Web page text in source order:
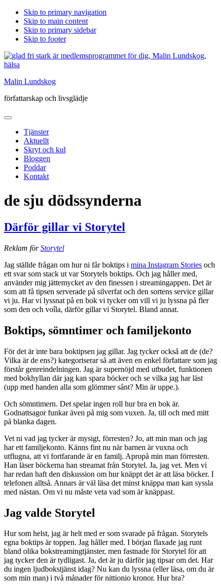
Skip to primary navigation
Skip to main content
Skip to primary sidebar
Skip to footer
Malin Lundskog
författarskap och livsglädje
Tjänster
Aktuellt
Skryt och kul
Bloggen
Poddar
Kontakt
de sju dödssynderna
Därför gillar vi Storytel
Reklam förStorytel
Jag ställde frågan om hur ni får boktips i mina Instagram Stories och
ett svar som stack ut var Storytels boktips. Och jag håller med,
använder mig jättemycket av den finessen i streamingappen. Det är
som att få tipsen serverade på silverfat och den sortens service gillar
vi ju. Har vi lyssnat på en bok vi tycker om vill vi ju lyssna på fler
som den och voîla, därför gillar vi Storytel. Bland annat.
Boktips, sömntimer och familjekonto
För det är inte bara boktipsen jag gillar. Jag tycker också att de (de?
Vilka är de ens?) kategoriserar så att även en enkel författare som jag
förstår genreindelningen. Jag är supernöjd med utbudet, funktionen
med bokhyllan där jag kan spara böcker och se vilka jag har läst
(upp med handen alla som glömmer sånt? Min är uppe.).
Och sömntimern. Det spelar ingen roll hur bra en bok är.
Godnattsagor funkar även på mig som vuxen. Ja, till och med mitt
på blanka dagen.
Vet ni vad jag tycker är mysigt, förresten? Jo, att min man och jag
har ett familjekonto. Känns fint nu när barnen är vuxna och
utflugna, att vi fortfarande är en familj. Apropå min man förresten.
Han läser böckerna han streamat från Storytel. Ja, jag vet. Men vi
har redan haft den diskussion om hur knäppt det är att läsa böcker. I
telefonen alltså. Annars är väl läsa det minst knäppa man kan syssla
med nästan. Om vi nu måste veta vad som är knäppast.
Jag valde Storytel
Hur som helst, jag är helt med er som svarade på frågan. Storytels
egna boktips är toppen. Jag håller med. I början flaxade jag runt
bland olika bokstreamingtjänster, men fastnade för Storytel för att
jag tycker den är tydligast. Ja, det är ju därför jag tipsar om det. Har
du ingen ljudbokstjänst idag? Nu kan du lyssna (eller läsa, om du är
som min man) i två månader för nittionio kronor. Hur bra?